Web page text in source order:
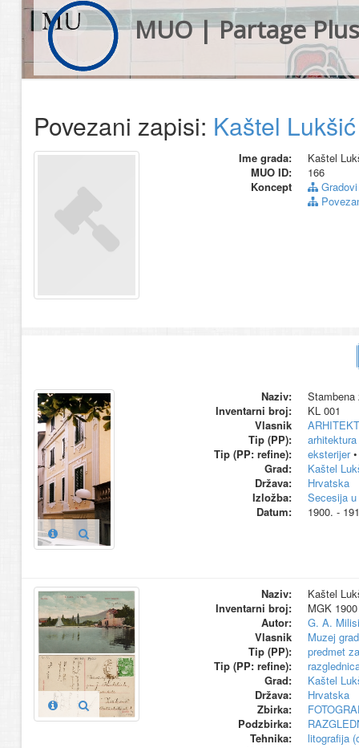
MUO | Partage Plus
Povezani zapisi: Kaštel Lukšić
Ime grada:
Kaštel
MUO ID:
166
Koncept
Gradovi
Naziv:
Inventarni broj:
KL 001
Vlasnik
Tip (PP):
arhitektura
Tip (PP: refine):
eksterijer
Grad:
Kaštel
Država:
Hrvatska
Izložba:
Secesija
Datum:
1900. -
Naziv:
Kaštel
Inventarni broj:
MGK 1900
Autor:
G. A.
Vlasnik
Muzej
Tip (PP):
predmet
Tip (PP: refine):
Grad:
Kaštel
Država:
Hrvatska
Zbirka:
Podzbirka:
Tehnika:
litografija